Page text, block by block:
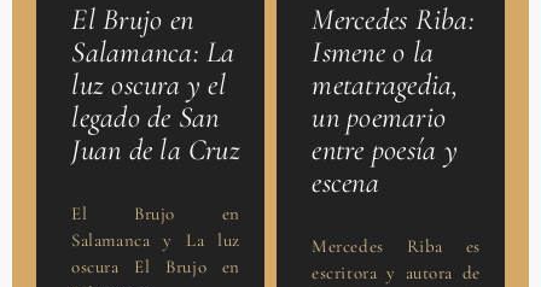
El Brujo en
Salamanca: La
luz oscura y el
legado de San
Juan de la Cruz
El Brujo en
Salamanca y La luz
oscura El Brujo en
Mercedes Riba:
Ismene o la
metatragedia,
un poemario
entre poesía y
escena
Mercedes Riba es
escritora y autora de